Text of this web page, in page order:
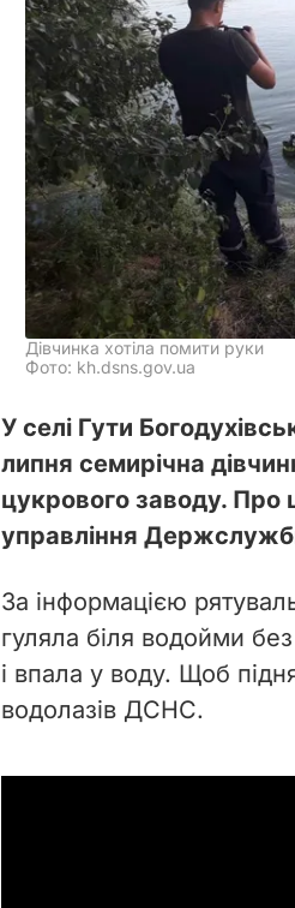
Дівчинка хотіла помити руки
Фото: kh.dsns.gov.ua
У селі Гути
липня семирічна
цукрового заводу. Про
управління
За інформацією
гуляла біля водойми
і впала у воду. Щоб
водолазів ДСНС.